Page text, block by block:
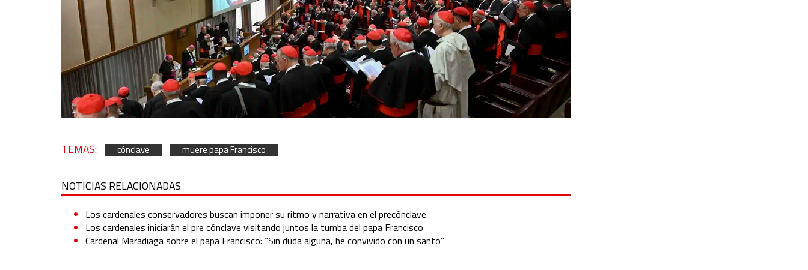
TEMAS: cónclave muere papa Francisco
NOTICIAS RELACIONADAS
Los cardenales conservadores buscan imponer su ritmo y narrativa en el precónclave
Los cardenales iniciarán el pre cónclave visitando juntos la tumba del papa Francisco
Cardenal Maradiaga sobre el papa Francisco: “Sin duda alguna, he convivido con un santo”